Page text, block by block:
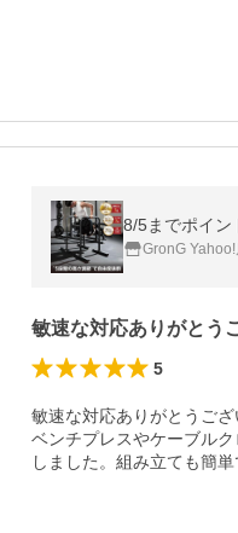
8/5までポイン
GronG
敏速な対応ありがとう
5
敏速な対応ありがとうござ
ベンチプレスやケーブル
しました。組み立ても簡